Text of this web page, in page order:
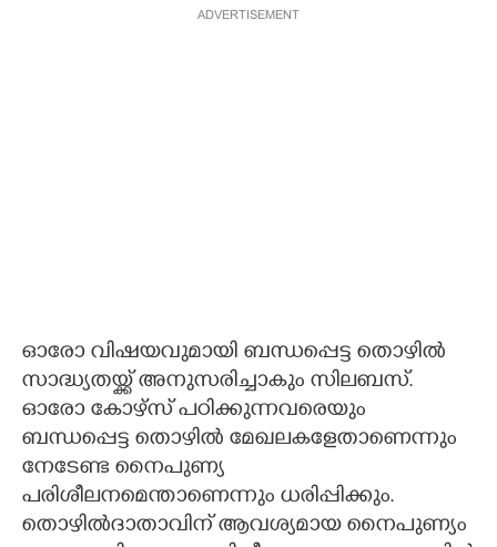
ADVERTISEMENT
ഓരോ വിഷയവുമായി ബന്ധപ്പെട്ട തൊഴിൽ
സാദ്ധ്യതയ്ക്ക് അനുസരിച്ചാകും സിലബസ്.
ഓരോ കോഴ്സ് പഠിക്കുന്നവരെയും
ബന്ധപ്പെട്ട തൊഴിൽ മേഖലകളേതാണെന്നും
നേടേണ്ട നൈപുണ്യ
പരിശീലനമെന്താണെന്നും ധരിപ്പിക്കും.
തൊഴിൽദാതാവിന് ആവശ്യമായ നൈപുണ്യം